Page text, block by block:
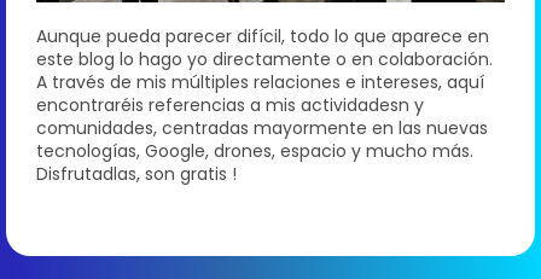
Aunque pueda parecer difícil, todo lo que aparece en
este blog lo hago yo directamente o en colaboración.
A través de mis múltiples relaciones e intereses, aquí
encontraréis referencias a mis actividadesn y
comunidades, centradas mayormente en las nuevas
tecnologías, Google, drones, espacio y mucho más.
Disfrutadlas, son gratis !